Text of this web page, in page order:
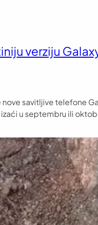
verziju
savitljive telefone
u septembru ili